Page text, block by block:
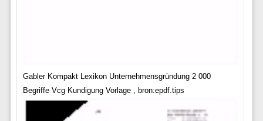
Gabler Kompakt Lexikon Unternehmensgründung 2 000
Begriffe Vcg Kundigung Vorlage , bron:epdf.tips